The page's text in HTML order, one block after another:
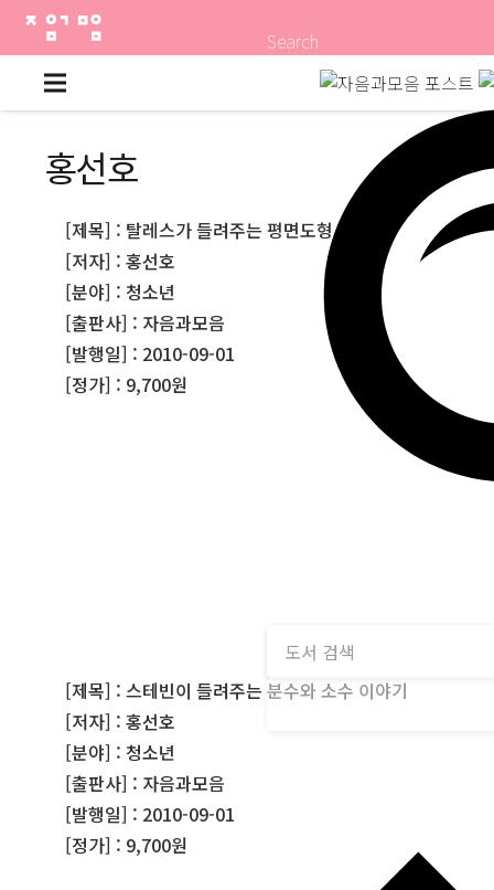
Search
홍선호
[제목] : 탈레스가 들려주는 평면도형 이야기
[저자] : 홍선호
[분야] : 청소년
[출판사] : 자음과모음
[발행일] : 2010-09-01
[정가] : 9,700원
[제목] : 스테빈이 들려주는 분수와 소수 이야기
[저자] : 홍선호
[분야] : 청소년
[출판사] : 자음과모음
[발행일] : 2010-09-01
[정가] : 9,700원